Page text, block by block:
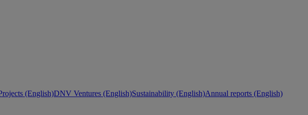
(English)DNV Ventures (English)Sustainability (English)Annual reports (English)